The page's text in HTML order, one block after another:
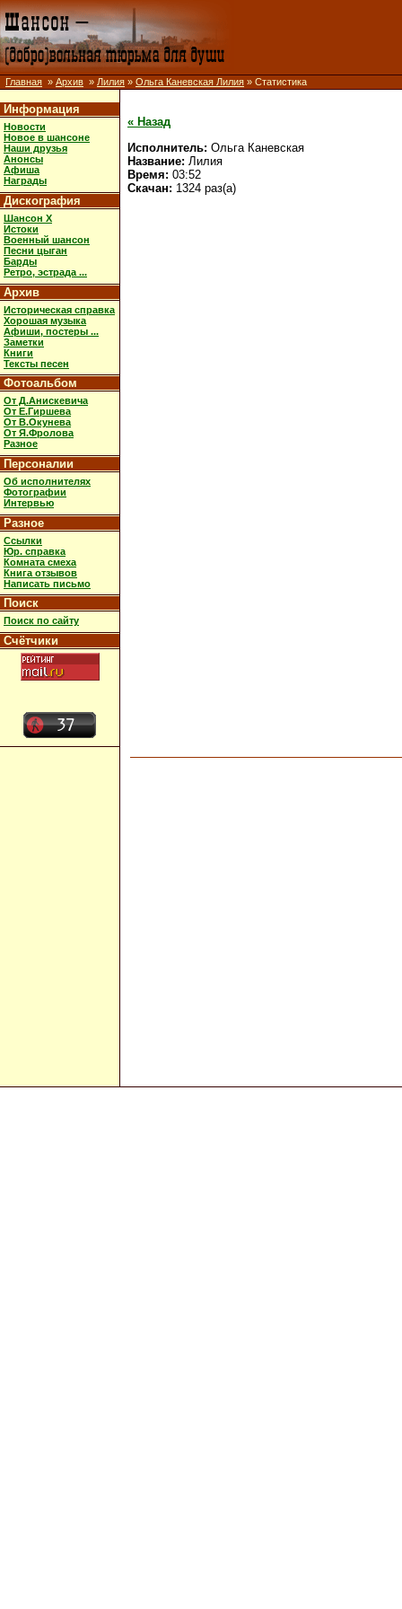
Главная » Архив » Лилия » Ольга Каневская Лилия » Статистика
Информация
Новости
Новое в шансоне
Наши друзья
Анонсы
Афиша
Награды
Дискография
Шансон X
Истоки
Военный шансон
Песни цыган
Барды
Ретро, эстрада ...
Архив
Историческая справка
Хорошая музыка
Афиши, постеры ...
Заметки
Книги
Тексты песен
Фотоальбом
От Д.Анискевича
От Е.Гиршева
От В.Окунева
От Я.Фролова
Разное
Персоналии
Об исполнителях
Фотографии
Интервью
Разное
Ссылки
Юр. справка
Комната смеха
Книга отзывов
Написать письмо
Поиск
Поиск по сайту
Счётчики
« Назад
Исполнитель: Ольга Каневская
Название: Лилия
Время: 03:52
Скачан: 1324 раз(а)